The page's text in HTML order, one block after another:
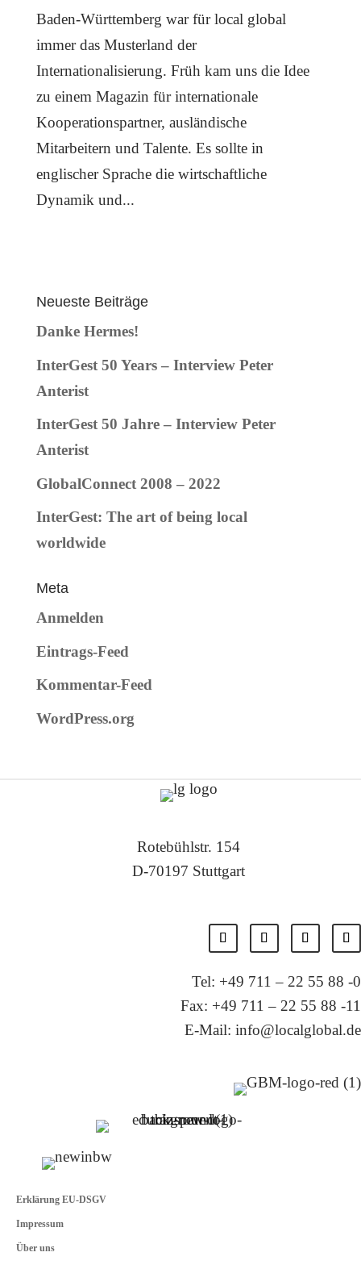
Baden-Württemberg war für local global
immer das Musterland der
Internationalisierung. Früh kam uns die Idee
zu einem Magazin für internationale
Kooperationspartner, ausländische
Mitarbeitern und Talente. Es sollte in
englischer Sprache die wirtschaftliche
Dynamik und...
Neueste Beiträge
Danke Hermes!
InterGest 50 Years – Interview Peter
Anterist
InterGest 50 Jahre – Interview Peter
Anterist
GlobalConnect 2008 – 2022
InterGest: The art of being local
worldwide
Meta
Anmelden
Eintrags-Feed
Kommentar-Feed
WordPress.org
Rotebühlstr. 154
D-70197 Stuttgart
Tel: +49 711 – 22 55 88 -0
Fax: +49 711 – 22 55 88 -11
E-Mail: info@localglobal.de
Erklärung EU-DSGV
Impressum
Über uns